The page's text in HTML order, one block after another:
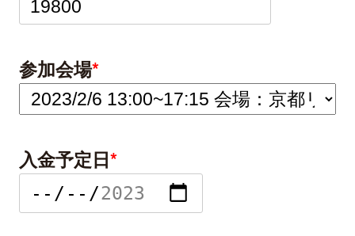
参加会場*
入金予定日*